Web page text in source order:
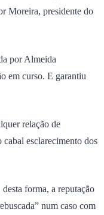
Moreira, presidente do
por Almeida
em curso. E garantiu
relação de
esclarecimento dos
forma, a reputação
num caso com